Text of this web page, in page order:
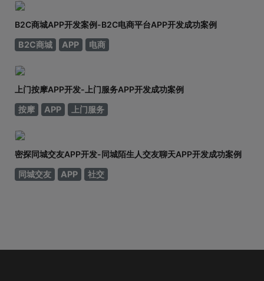
B2C商城APP开发案例-B2C电商平台APP开发成功案例
B2C商城
APP 电商
上门按摩APP开发-上门服务APP开发成功案例
按摩
APP 上门服务
密探同城交友APP开发-同城陌生人交友聊天APP开发成功案例
同城交友
APP 社交